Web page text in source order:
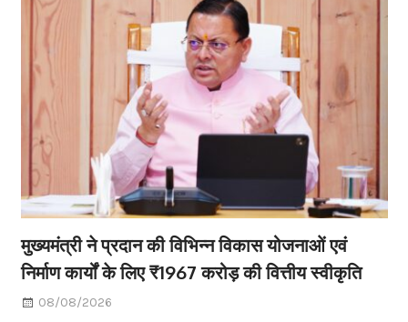
मुख्यमंत्री ने प्रदान की विभिन्न विकास योजनाओं एवं
निर्माण कार्यों के लिए ₹1967 करोड़ की वित्तीय स्वीकृति
08/08/2026